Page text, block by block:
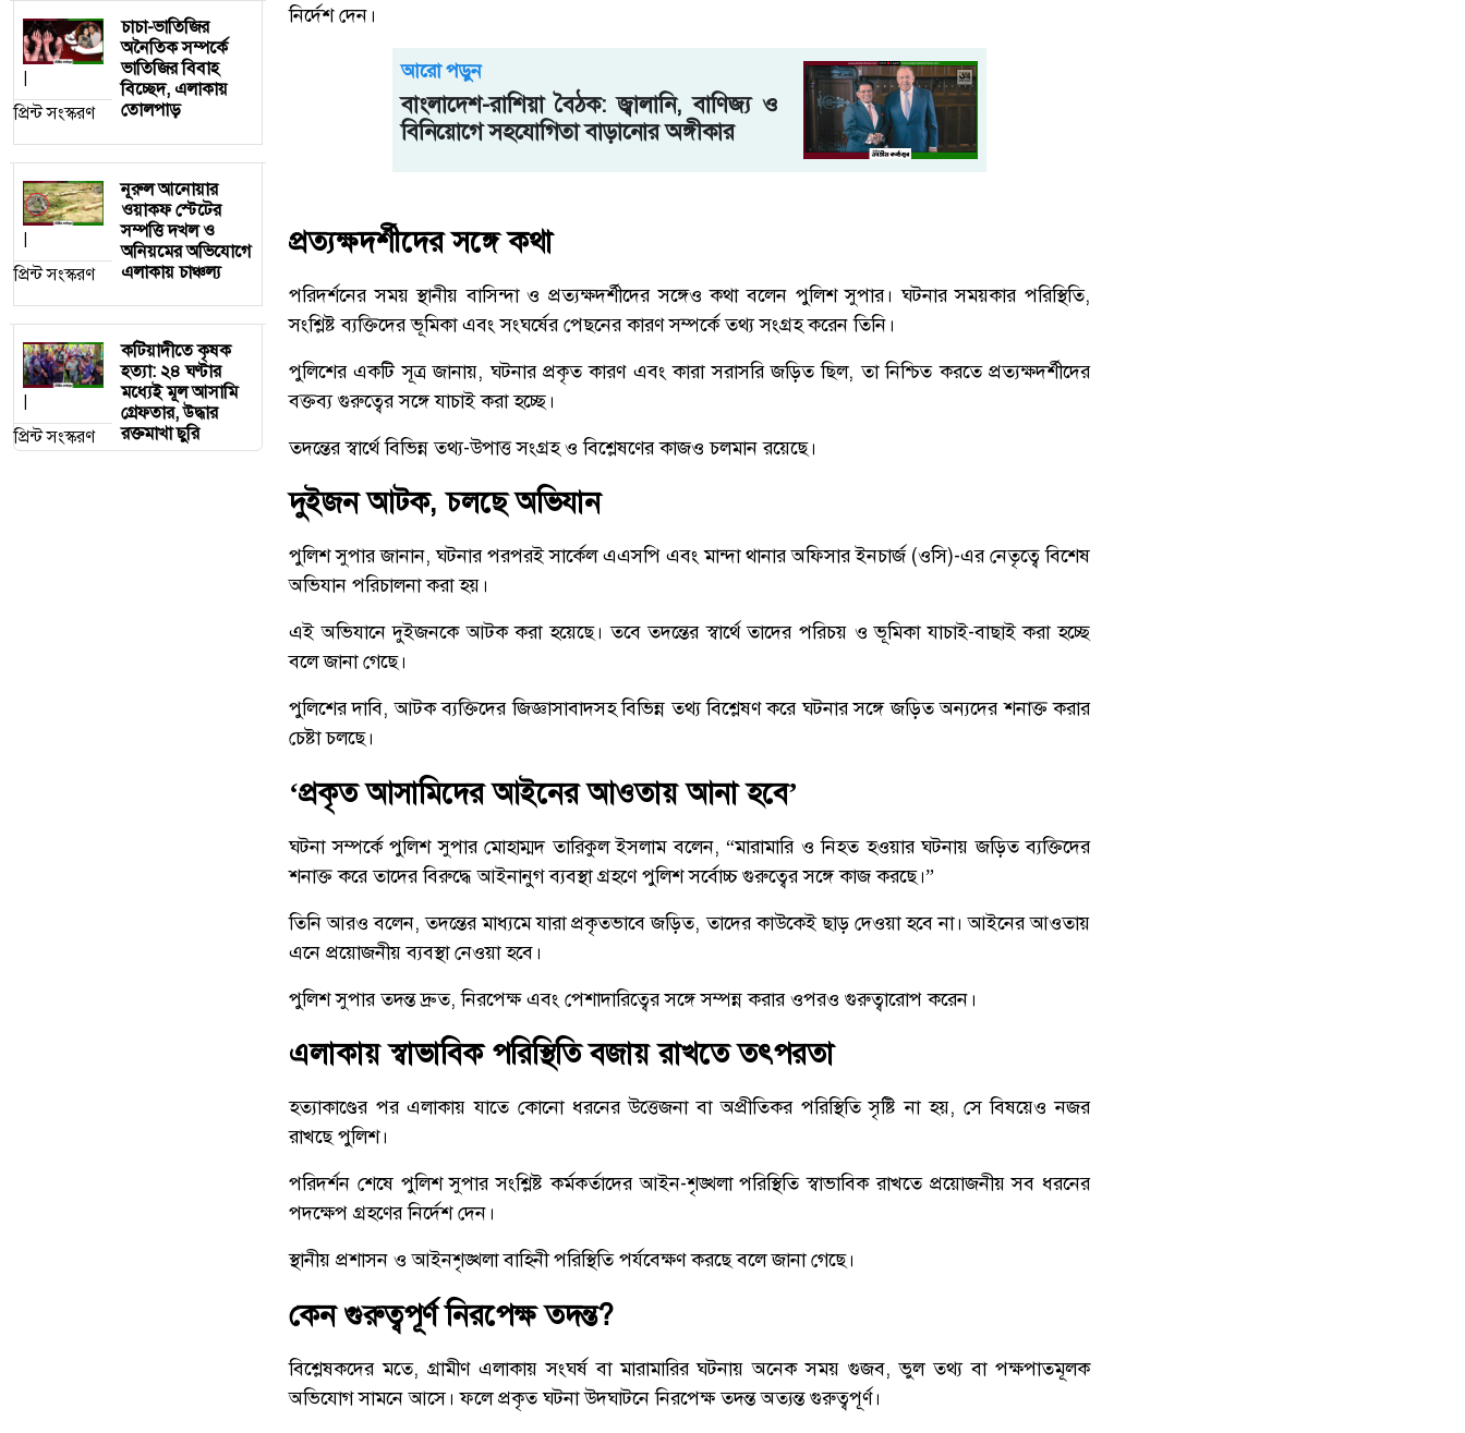
|
প্রিন্ট সংস্করণ
চাচা-ভাতিজির
অনৈতিক সম্পর্কে
ভাতিজির বিবাহ
বিচ্ছেদ, এলাকায়
তোলপাড়
প্রিন্ট সংস্করণ
নূরুল আনোয়ার
ওয়াকফ স্টেটের
সম্পত্তি দখল ও
অনিয়মের অভিযোগে
এলাকায় চাঞ্চল্য
|
প্রিন্ট সংস্করণ
কটিয়াদীতে কৃষক
হত্যা: ২৪ ঘণ্টার
মধ্যেই মূল আসামি
গ্রেফতার, উদ্ধার
রক্তমাখা ছুরি
নির্দেশ দেন।
আরো পড়ুন
বাংলাদেশ-রাশিয়া বৈঠক: জ্বালানি, বাণিজ্য ও
বিনিয়োগে সহযোগিতা বাড়ানোর অঙ্গীকার
প্রত্যক্ষদর্শীদের সঙ্গে কথা
পরিদর্শনের সময় স্থানীয় বাসিন্দা ও প্রত্যক্ষদর্শীদের সঙ্গেও কথা বলেন পুলিশ সুপার। ঘটনার সময়কার পরিস্থিতি,
সংশ্লিষ্ট ব্যক্তিদের ভূমিকা এবং সংঘর্ষের পেছনের কারণ সম্পর্কে তথ্য সংগ্রহ করেন তিনি।
পুলিশের একটি সূত্র জানায়, ঘটনার প্রকৃত কারণ এবং কারা সরাসরি জড়িত ছিল, তা নিশ্চিত করতে প্রত্যক্ষদর্শীদের
বক্তব্য গুরুত্বের সঙ্গে যাচাই করা হচ্ছে।
তদন্তের স্বার্থে বিভিন্ন তথ্য-উপাত্ত সংগ্রহ ও বিশ্লেষণের কাজও চলমান রয়েছে।
দুইজন আটক, চলছে অভিযান
পুলিশ সুপার জানান, ঘটনার পরপরই সার্কেল এএসপি এবং মান্দা থানার অফিসার ইনচার্জ (ওসি)-এর নেতৃত্বে বিশেষ
অভিযান পরিচালনা করা হয়।
এই অভিযানে দুইজনকে আটক করা হয়েছে। তবে তদন্তের স্বার্থে তাদের পরিচয় ও ভূমিকা যাচাই-বাছাই করা হচ্ছে
বলে জানা গেছে।
পুলিশের দাবি, আটক ব্যক্তিদের জিজ্ঞাসাবাদসহ বিভিন্ন তথ্য বিশ্লেষণ করে ঘটনার সঙ্গে জড়িত অন্যদের শনাক্ত করার
চেষ্টা চলছে।
‘প্রকৃত আসামিদের আইনের আওতায় আনা হবে’
ঘটনা সম্পর্কে পুলিশ সুপার মোহাম্মদ তারিকুল ইসলাম বলেন, “মারামারি ও নিহত হওয়ার ঘটনায় জড়িত ব্যক্তিদের
শনাক্ত করে তাদের বিরুদ্ধে আইনানুগ ব্যবস্থা গ্রহণে পুলিশ সর্বোচ্চ গুরুত্বের সঙ্গে কাজ করছে।”
তিনি আরও বলেন, তদন্তের মাধ্যমে যারা প্রকৃতভাবে জড়িত, তাদের কাউকেই ছাড় দেওয়া হবে না। আইনের আওতায়
এনে প্রয়োজনীয় ব্যবস্থা নেওয়া হবে।
পুলিশ সুপার তদন্ত দ্রুত, নিরপেক্ষ এবং পেশাদারিত্বের সঙ্গে সম্পন্ন করার ওপরও গুরুত্বারোপ করেন।
এলাকায় স্বাভাবিক পরিস্থিতি বজায় রাখতে তৎপরতা
হত্যাকাণ্ডের পর এলাকায় যাতে কোনো ধরনের উত্তেজনা বা অপ্রীতিকর পরিস্থিতি সৃষ্টি না হয়, সে বিষয়েও নজর
রাখছে পুলিশ।
পরিদর্শন শেষে পুলিশ সুপার সংশ্লিষ্ট কর্মকর্তাদের আইন-শৃঙ্খলা পরিস্থিতি স্বাভাবিক রাখতে প্রয়োজনীয় সব ধরনের
পদক্ষেপ গ্রহণের নির্দেশ দেন।
স্থানীয় প্রশাসন ও আইনশৃঙ্খলা বাহিনী পরিস্থিতি পর্যবেক্ষণ করছে বলে জানা গেছে।
কেন গুরুত্বপূর্ণ নিরপেক্ষ তদন্ত?
বিশ্লেষকদের মতে, গ্রামীণ এলাকায় সংঘর্ষ বা মারামারির ঘটনায় অনেক সময় গুজব, ভুল তথ্য বা পক্ষপাতমূলক
অভিযোগ সামনে আসে। ফলে প্রকৃত ঘটনা উদঘাটনে নিরপেক্ষ তদন্ত অত্যন্ত গুরুত্বপূর্ণ।